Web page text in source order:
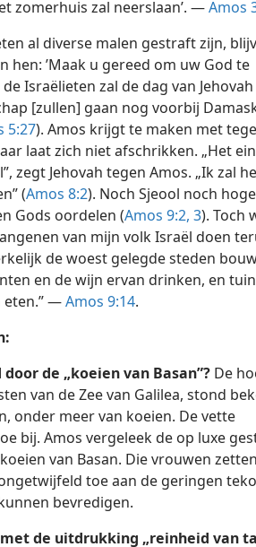
zomerhuis zal neerslaan’. —Amos
al diverse malen gestraft zijn,
hen: ’Maak u gereed om uw God te
Israëlieten zal de dag van Jehovah
[zullen] gaan nog voorbij
5:27). Amos krijgt te maken met
laat zich niet afschrikken. „Het
zegt Jehovah tegen Amos. „Ik zal
(Amos 8:2). Noch Sjeool noch
Gods oordelen (Amos 9:2, 3). Toch
van mijn volk Israël doen
de woest gelegde steden
en de wijn ervan drinken, en
eten.” —Amos 9:14.
de „koeien van Basan”? De
van de Zee van Galilea, stond
onder meer van koeien. De vette
bij. Amos vergeleek de op luxe
van Basan. Die vrouwen
toe aan de geringen
bevredigen.
de uitdrukking „reinheid van